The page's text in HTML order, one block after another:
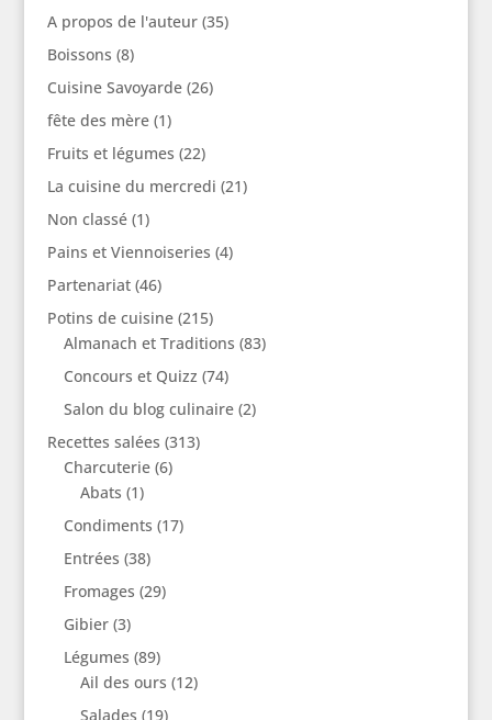
A propos de l'auteur(35)
Boissons (8)
Cuisine Savoyarde(26)
fête des mère(1)
Fruits et légumes (22)
La cuisine du mercredi (21)
Non classé(1)
Pains et Viennoiseries (4)
Partenariat(46)
Potins de cuisine(215)
Almanach et Traditions (83)
Concours et Quizz (74)
Salon du blog culinaire(2)
Recettes salées (313)
Charcuterie(6)
Abats (1)
Condiments (17)
Entrées (38)
Fromages (29)
Gibier(3)
Légumes (89)
Ail des ours (12)
Salades (19)